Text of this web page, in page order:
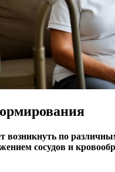
возникнуть по
сосудов и